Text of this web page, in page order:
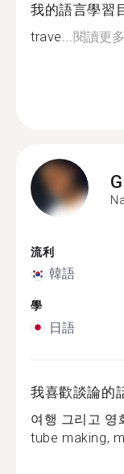
我的語言學習
trave... 閱讀更多
流利
韓語
學
日語
我喜歡談論的
여행 그리고 영
tube making,